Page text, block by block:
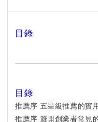
目錄
目錄
推薦序 五星級推薦的實
推薦序 避開創業者常見